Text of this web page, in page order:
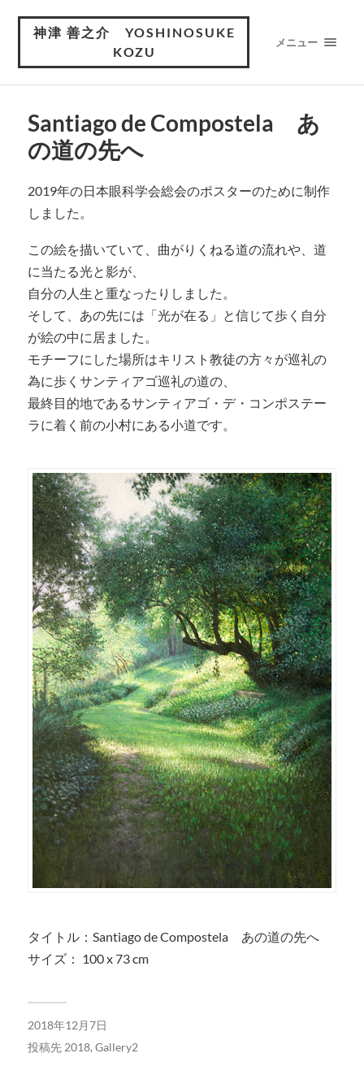
神津 善之介 YOSHINOSUKE
KOZU
メニュー
Santiago de Compostela あ
の道の先へ
2019年の日本眼科学会総会のポスターのために制作
しました。
この絵を描いていて、曲がりくねる道の流れや、道
に当たる光と影が、
自分の人生と重なったりしました。
そして、あの先には「光が在る」と信じて歩く自分
が絵の中に居ました。
モチーフにした場所はキリスト教徒の方々が巡礼の
為に歩くサンティアゴ巡礼の道の、
最終目的地であるサンティアゴ・デ・コンポステー
ラに着く前の小村にある小道です。
タイトル：Santiago de Compostela あの道の先へ
サイズ： 100 x 73 cm
2018年12月7日
投稿先2018,Gallery2